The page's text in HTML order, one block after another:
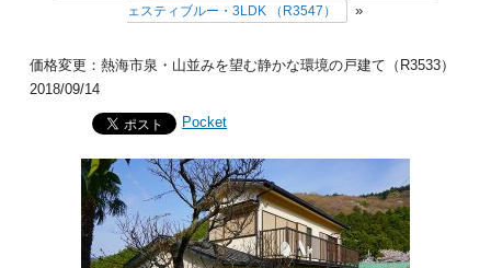
ェスティブルー・3LDK （R3547）
»
価格変更：熱海市泉・山並みを望む静かな環境の戸建て（R3533）
2018/09/14
Pocket